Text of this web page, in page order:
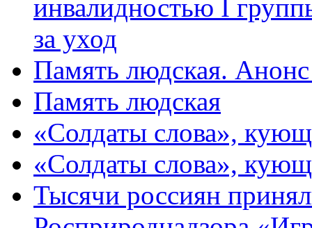
инвалидностью I
за уход
Память людская.
Память людская
«Солдаты слова»,
«Солдаты слова»,
Тысячи россиян